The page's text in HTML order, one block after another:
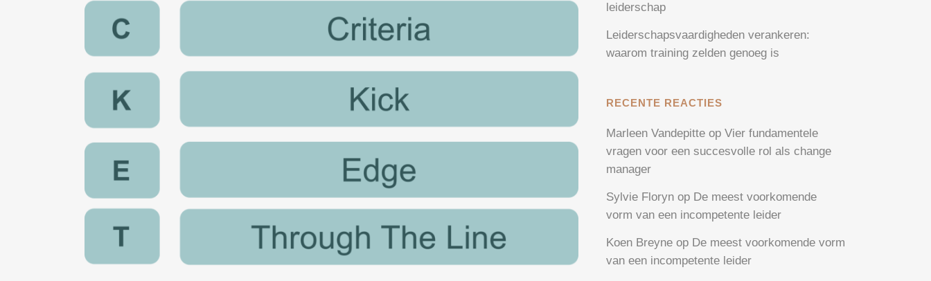
leiderschap
Leiderschapsvaardigheden verankeren:
waarom training zelden genoeg is
RECENTE REACTIES
Marleen Vandepitte opVier fundamentele
vragen voor een succesvolle rol als change
manager
Sylvie Floryn op De meest voorkomende
vorm van een incompetente leider
Koen Breyne op De meest voorkomende vorm
van een incompetente leider